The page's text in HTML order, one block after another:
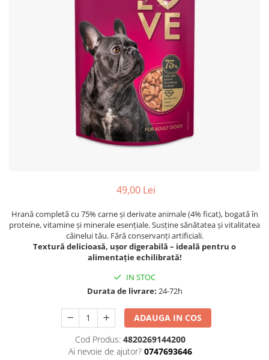
49,00 Lei
Hrană completă cu 75% carne și derivate animale (4% ficat), bogată în
proteine, vitamine și minerale esențiale. Susține sănătatea și vitalitatea
câinelui tău. Fără conservanți artificiali.
Textură delicioasă, ușor digerabilă – ideală pentru o
alimentație echilibrată!
IN STOC
Durata de livrare: 24-72h
ADAUGA IN COS
Cod Produs: 4820269144200
Ai nevoie de ajutor? 0747693646